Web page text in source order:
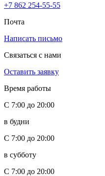
+7 862 254-55-55
Почта
Написать письмо
Связаться с нами
Оставить заявку
Время работы
С 7:00 до 20:00
в будни
С 7:00 до 20:00
в субботу
С 7:00 до 20:00